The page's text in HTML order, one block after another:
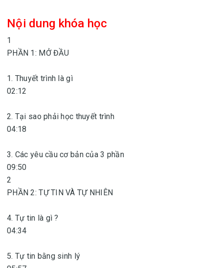
Nội dung khóa học
1
PHẦN 1: MỞ ĐẦU
1. Thuyết trình là gì
02:12
2. Tại sao phải học thuyết trình
04:18
3. Các yêu cầu cơ bản của 3 phần
09:50
2
PHẦN 2: TỰ TIN VÀ TỰ NHIÊN
4. Tự tin là gì ?
04:34
5. Tự tin bằng sinh lý